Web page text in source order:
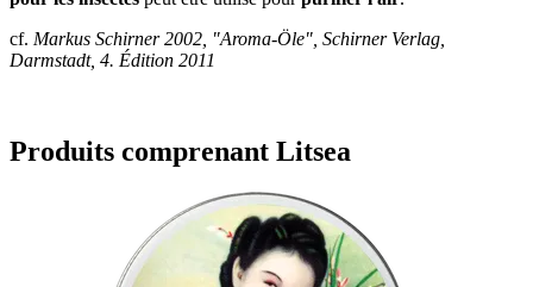
cf. Markus Schirner 2002, "Aroma-Öle", Schirner Verlag,
Darmstadt, 4. Édition 2011
Produits comprenant Litsea